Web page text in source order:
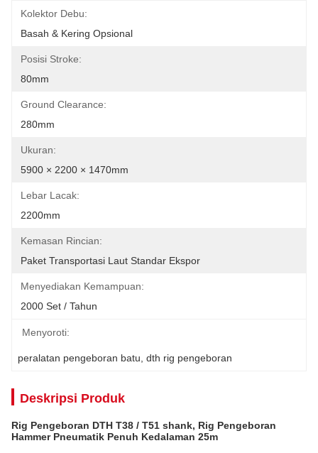
Kolektor Debu:
Basah & Kering Opsional
Posisi Stroke:
80mm
Ground Clearance:
280mm
Ukuran:
5900 × 2200 × 1470mm
Lebar Lacak:
2200mm
Kemasan Rincian:
Paket Transportasi Laut Standar Ekspor
Menyediakan Kemampuan:
2000 Set / Tahun
Menyoroti:
peralatan pengeboran batu dth rig pengeboran
Deskripsi Produk
Rig Pengeboran DTH T38 / T51 shank, Rig Pengeboran
Hammer Pneumatik Penuh Kedalaman 25m